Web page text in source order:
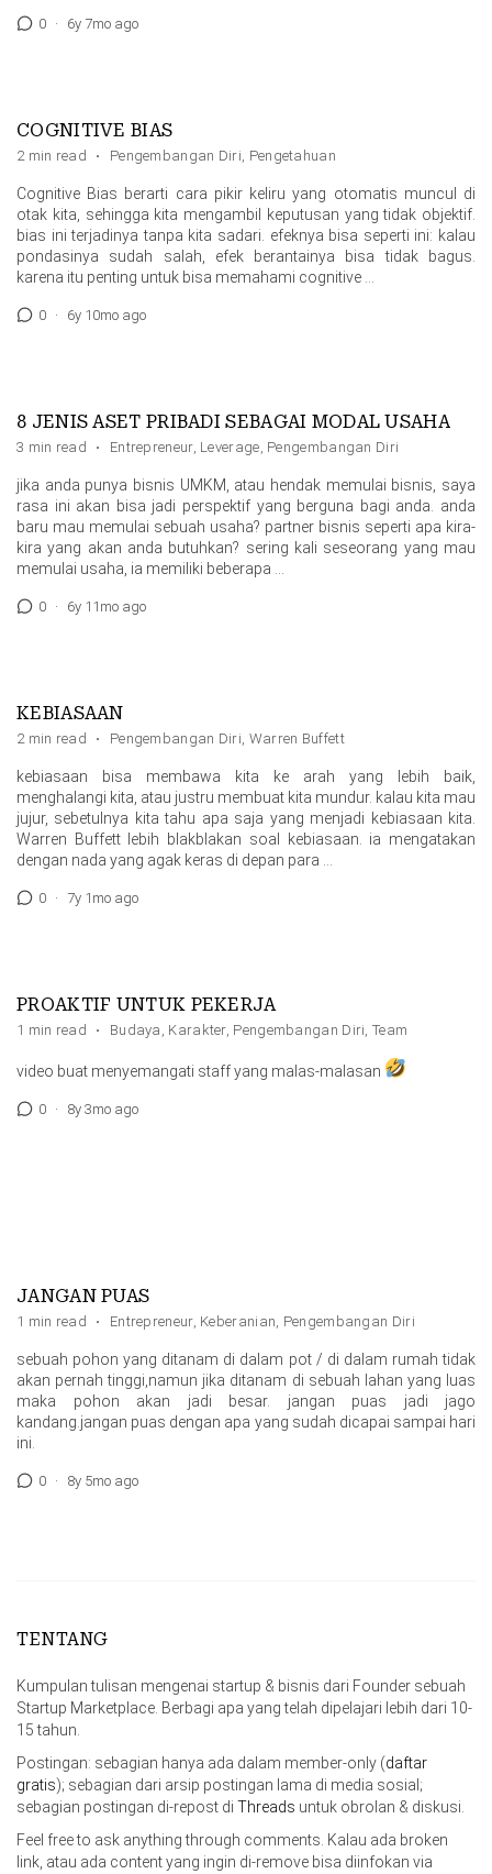
0 · 6y 7mo ago
COGNITIVE BIAS
2 min read · Pengembangan Diri, Pengetahuan
Cognitive Bias berarti cara pikir keliru yang otomatis muncul di
otak kita, sehingga kita mengambil keputusan yang tidak objektif.
bias ini terjadinya tanpa kita sadari. efeknya bisa seperti ini: kalau
pondasinya sudah salah, efek berantainya bisa tidak bagus.
karena itu penting untuk bisa memahami cognitive …
0 · 6y 10mo ago
8 JENIS ASET PRIBADI SEBAGAI MODAL USAHA
3 min read · Entrepreneur, Leverage, Pengembangan Diri
jika anda punya bisnis UMKM, atau hendak memulai bisnis, saya
rasa ini akan bisa jadi perspektif yang berguna bagi anda. anda
baru mau memulai sebuah usaha? partner bisnis seperti apa kira-
kira yang akan anda butuhkan? sering kali seseorang yang mau
memulai usaha, ia memiliki beberapa …
0 · 6y 11mo ago
KEBIASAAN
2 min read · Pengembangan Diri, Warren Buffett
kebiasaan bisa membawa kita ke arah yang lebih baik,
menghalangi kita, atau justru membuat kita mundur. kalau kita mau
jujur, sebetulnya kita tahu apa saja yang menjadi kebiasaan kita.
Warren Buffett lebih blakblakan soal kebiasaan. ia mengatakan
dengan nada yang agak keras di depan para …
0 · 7y 1mo ago
PROAKTIF UNTUK PEKERJA
1 min read · Budaya , Karakter, Pengembangan Diri,Team
video buat menyemangati staff yang malas-malasan
0 · 8y 3mo ago
JANGAN PUAS
1 min read · Entrepreneur, Keberanian, Pengembangan Diri
sebuah pohon yang ditanam di dalam pot / di dalam rumah tidak
akan pernah tinggi,namun jika ditanam di sebuah lahan yang luas
maka pohon akan jadi besar. jangan puas jadi jago
kandang.jangan puas dengan apa yang sudah dicapai sampai hari
ini.
0 · 8y 5mo ago
TENTANG
Kumpulan tulisan mengenai startup & bisnis dari Founder sebuah
Startup Marketplace. Berbagi apa yang telah dipelajari lebih dari 10-
15 tahun.
Postingan: sebagian hanya ada dalam member-only (daftar
gratis); sebagian dari arsip postingan lama di media sosial;
sebagian postingan di-repost di Threads untuk obrolan & diskusi.
Feel free to ask anything through comments. Kalau ada broken
link, atau ada content yang ingin di-remove bisa diinfokan via